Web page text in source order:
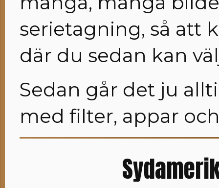
serietagning, så att
där du sedan kan
Sedan går det ju
med filter, appar